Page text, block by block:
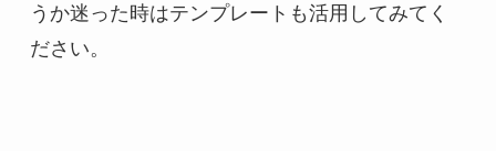
うか迷った時はテンプレートも活用してみてく
ださい。